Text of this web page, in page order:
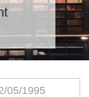
05/1995